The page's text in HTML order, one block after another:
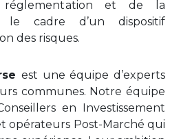
et de la
le cadre d’un dispositif
des risques.
est une équipe d’experts
communes. Notre équipe
en Investissement
opérateurs Post-Marché qui